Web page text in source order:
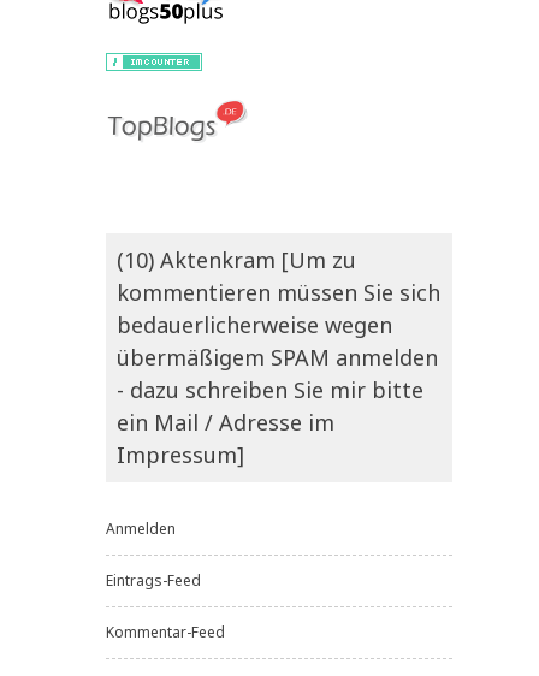
(10) Aktenkram [Um zu
kommentieren müssen Sie sich
bedauerlicherweise wegen
übermäßigem SPAM anmelden
- dazu schreiben Sie mir bitte
ein Mail / Adresse im
Impressum]
Anmelden
Eintrags-Feed
Kommentar-Feed